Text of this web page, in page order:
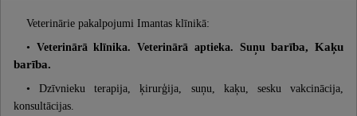
Veterinārie pakalpojumi Imantas klīnikā:
• Veterinārā klīnika. Veterinārā aptieka. Suņubarība, Kaķu
barība.
• Dzīvnieku terapija, ķirurģija, suņu, kaķu, sesku vakcinācija,
konsultācijas.